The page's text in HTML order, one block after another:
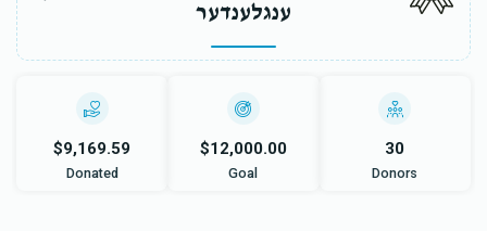
ענגלענדער
$9,169.59
Donated
$12,000.00
Goal
30
Donors